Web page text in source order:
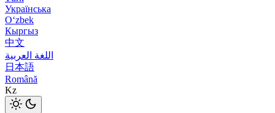
Українська
Оʻzbek
Кыргыз
中文
اللغة العربية
日本語
Română
Kz